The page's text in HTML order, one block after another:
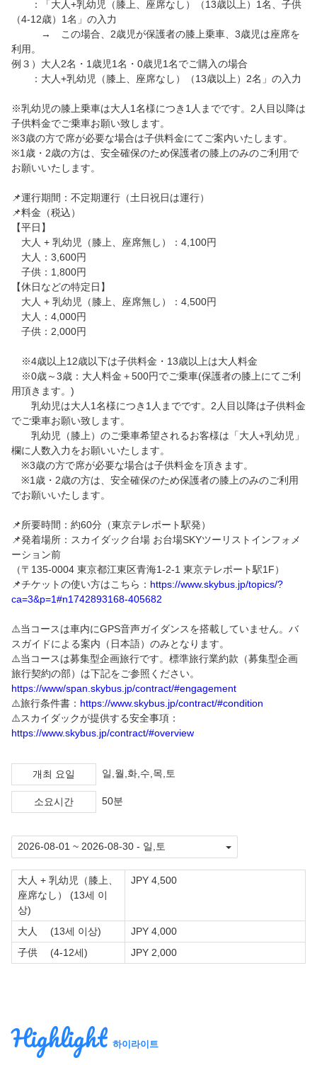
：「大人+乳幼児（膝上、座席なし）（13歳以上）1名、子供
（4-12歳）1名」の入力
→ この場合、2歳児が保護者の膝上乗車、3歳児は座席を
利用。
例３）大人2名・1歳児1名・0歳児1名でご購入の場合
：大人+乳幼児（膝上、座席なし）（13歳以上）2名」の入力
※乳幼児の膝上乗車は大人1名様につき1人までです。2人目以降は
子供料金でご乗車お願い致します。
※3歳の方で席が必要な場合は子供料金にてご案内いたします。
※1歳・2歳の方は、安全確保のため保護者の膝上のみのご利用で
お願いいたします。
📌運行期間：不定期運行（土日祝日は運行）
📌料金（税込）
【平日】
大人 + 乳幼児（膝上、座席無し）：4,100円
大人：3,600円
子供：1,800円
【休日などの特定日】
大人 + 乳幼児（膝上、座席無し）：4,500円
大人：4,000円
子供：2,000円
※4歳以上12歳以下は子供料金・13歳以上は大人料金
※0歳～3歳：大人料金＋500円でご乗車(保護者の膝上にてご利
用頂きます。)
乳幼児は大人1名様につき1人までです。2人目以降は子供料金
でご乗車お願い致します。
乳幼児（膝上）のご乗車希望されるお客様は「大人+乳幼児」
欄に人数入力をお願いいたします。
※3歳の方で席が必要な場合は子供料金を頂きます。
※1歳・2歳の方は、安全確保のため保護者の膝上のみのご利用
でお願いいたします。
📌所要時間：約60分（東京テレポート駅発）
📌発着場所：スカイダック台場 お台場SKYツーリストインフォメ
ーション前
（〒135-0004 東京都江東区青海1-2-1 東京テレポート駅1F）
📌チケットの使い方はこちら： https://www.skybus.jp/topics/?
ca=3&p=1#n1742893168-405682
⚠️当コースは車内にGPS音声ガイダンスを搭載していません。バ
スガイドによる案内（日本語）のみとなります。
⚠️当コースは募集型企画旅行です。標準旅行業約款（募集型企画
旅行契約の部）は下記をご参照ください。
https://www/span.skybus.jp/contract/#engagement
⚠️旅行条件書： https://www.skybus.jp/contract/#condition
⚠️スカイダックが提供する安全事項：
https://www.skybus.jp/contract/#overview
개최 요일 일,월,화,수,목,토
소요시간 50분
大人 + 乳幼児（膝上、
座席なし） (13세 이
상)
JPY 4,500
大人 (13세 이상)
JPY 4,000
子供 (4-12세)
JPY 2,000
Highlight 하이라이트